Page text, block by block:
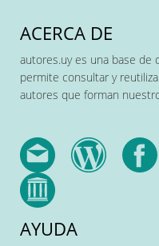
ACERCA DE
autores.uy es una base de
permite consultar y
autores que forman
AYUDA